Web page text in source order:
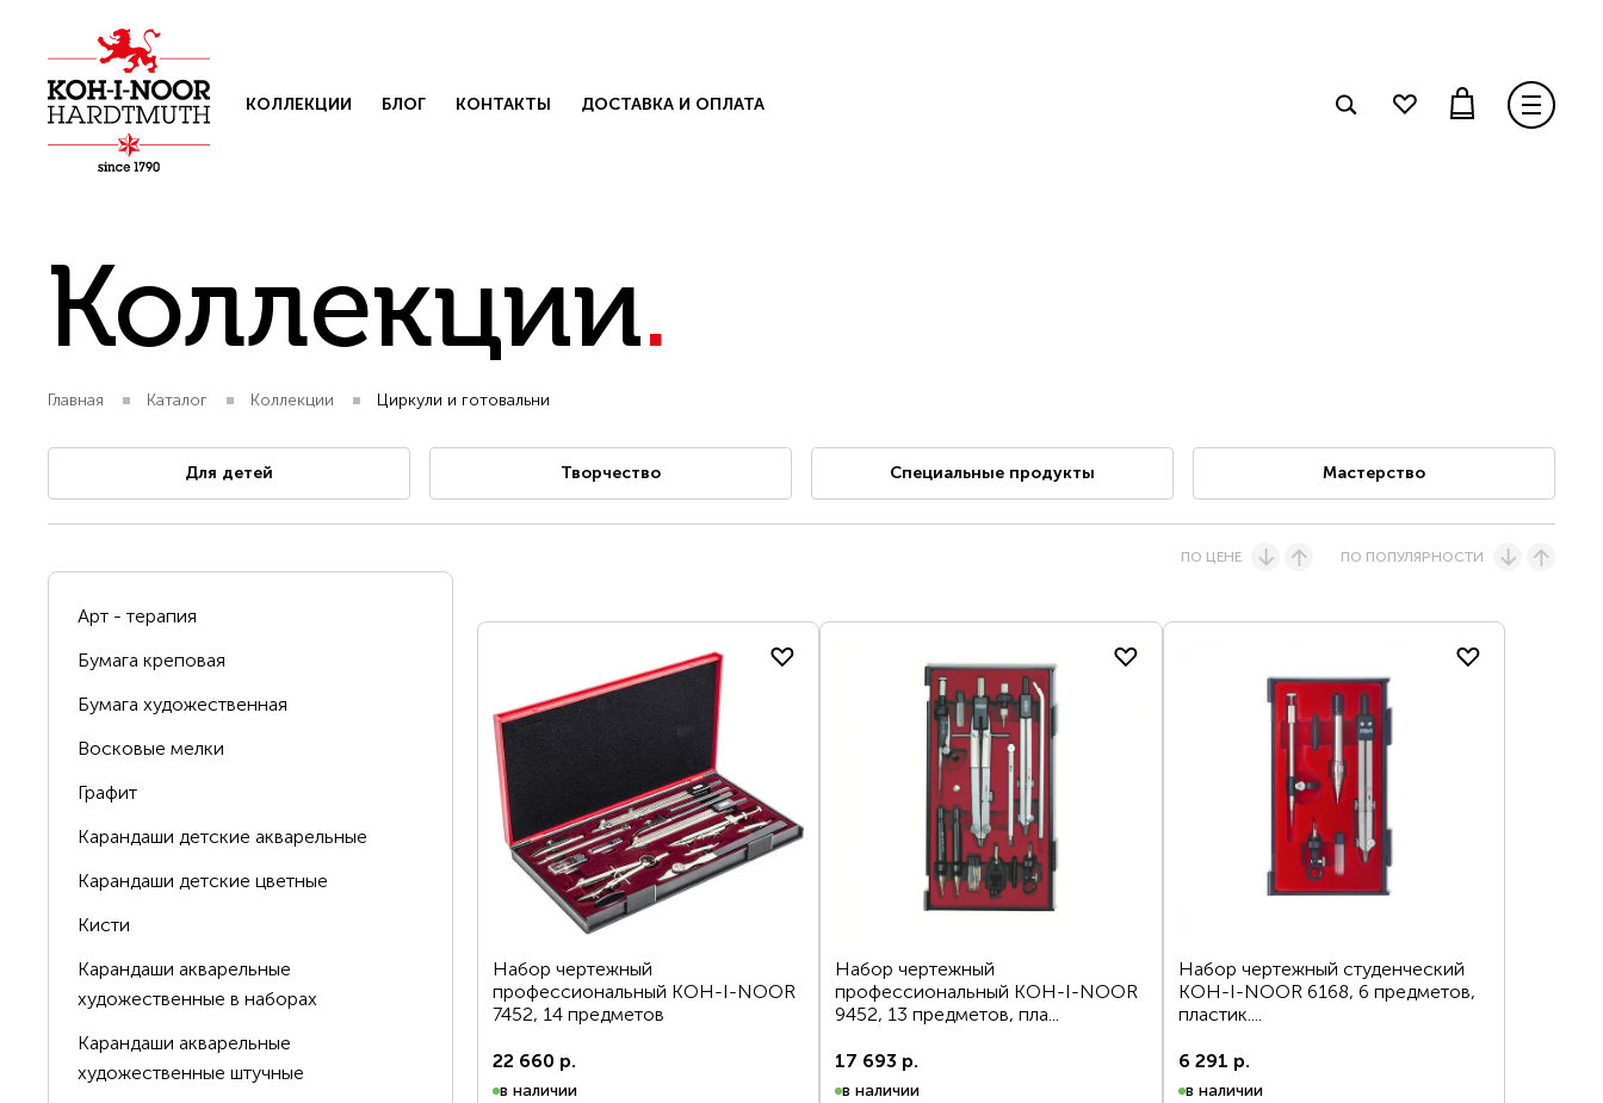
КОЛЛЕКЦИИ БЛОГ КОНТАКТЫ ДОСТАВКА И ОПЛАТА
БЛОГ
КОНТАКТЫ
В КАТАЛОГ
Коллекции.
Главная Каталог Коллекции Циркули и готовальни
Для детей Творчество Специальные продукты Мастерство
ПО ЦЕНЕ ПО ПОПУЛЯРНОСТИ
Арт - терапия
Бумага креповая
Бумага художественная
Восковые мелки
Графит
Карандаши детские акварельные
Карандаши детские цветные
Кисти
Карандаши акварельные
художественные в наборах
Карандаши акварельные
художественные штучные
Набор чертежный
профессиональный KOH-I-NOOR
7452, 14 предметов
22 660 р.
в наличии
Набор чертежный
профессиональный KOH-I-NOOR
9452, 13 предметов, пла...
17 693 р.
в наличии
Набор чертежный студенческий
KOH-I-NOOR 6168, 6 предметов,
пластик....
6 291 р.
в наличии
Свяжитесь с нами
Вопрос по интернет-магазину Вопрос по представительству
ОСТАВИТЬ ЗАЯВКУ